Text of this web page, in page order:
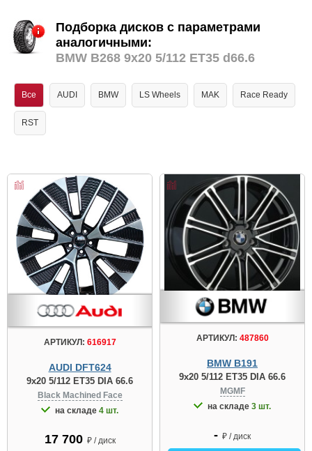
Подборка дисков с параметрами
аналогичными:
BMW B268 9x20 5/112 ET35 d66.6
Все AUDI BMW LS Wheels MAK Race Ready
RST
АРТИКУЛ: 616917
AUDI DFT624
9x20 5/112 ET35 DIA 66.6
Black Machined Face
на складе 4 шт.
17 700 ₽ / диск
АРТИКУЛ: 487860
BMW B191
9x20 5/112 ET35 DIA 66.6
MGMF
на складе 3 шт.
- ₽ / диск